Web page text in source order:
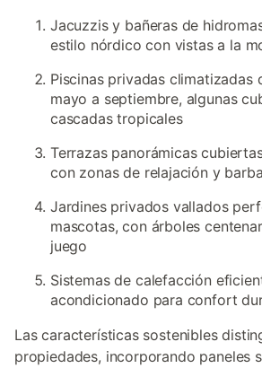
Jacuzzis y bañeras de
estilo nórdico con vistas a la
Piscinas privadas climatizadas
mayo a septiembre, algunas
cascadas tropicales
Terrazas panorámicas
con zonas de relajación y
Jardines privados vallados
mascotas, con árboles
juego
Sistemas de calefacción
acondicionado para confort
Las características sostenibles
propiedades, incorporando paneles